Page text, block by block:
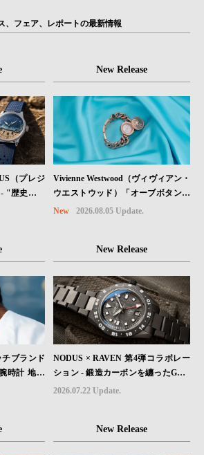
、フェア、レポートの最新情報
（プレジ
"歴史を身
たWillys
ョン2種類
New Release
Vivienne Westwood（ヴィヴィアン・
ウエストウッド）「オーブボタン」
コレクションに、⽇本限定カラーの
New 2026.08.05 Update.
ブランド
地中
ルーダイ
New Release
NODUS × RAVEN 第4弾コラボレー
ション - 鍛造カーボンを纏ったGMT
ウォッチ「TRAILTREKKER CARB
2026.07.22 Update.
New Release